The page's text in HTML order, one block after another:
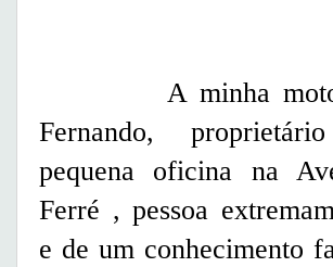
A minha moto
Fernando,
pequena oficina na
Ferré , pessoa
e de um conhecimento